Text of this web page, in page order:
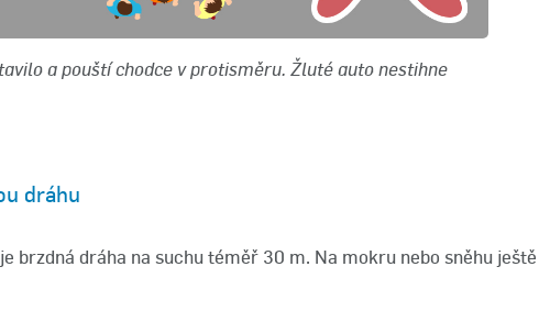
a pouští chodce v protisměru. Žluté auto nestihne
dráhu
brzdná dráha na suchu téměř 30 m. Na mokru nebo sněhu